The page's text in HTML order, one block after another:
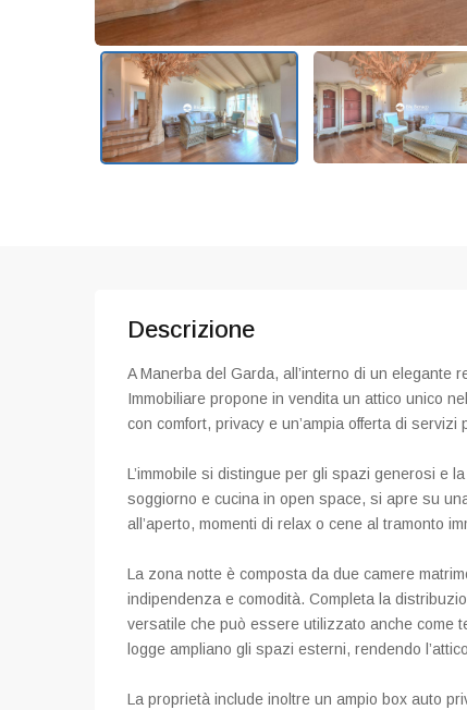
Descrizione
A Manerba del Garda, all’interno di un
Immobiliare propone in vendita un attico unico
con comfort, privacy e un’ampia offerta di servizi
L’immobile si distingue per gli spazi generosi e
soggiorno e cucina in open space, si apre su
all’aperto, momenti di relax o cene al tramonto
La zona notte è composta da due camere
indipendenza e comodità. Completa la
versatile che può essere utilizzato anche come
logge ampliano gli spazi esterni, rendendo
La proprietà include inoltre un ampio box auto